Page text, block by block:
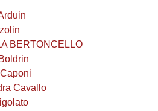
BERTONCELLO
Cavallo